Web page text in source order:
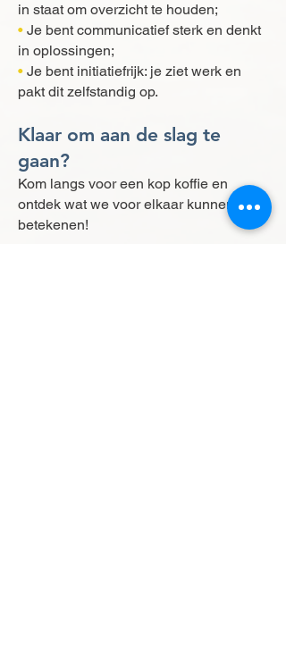
in staat om overzicht te houden;
• Je bent communicatief sterk en denkt
in oplossingen;
• Je bent initiatiefrijk: je ziet werk en
pakt dit zelfstandig op.
Klaar om aan de slag te
gaan?
Kom langs voor een kop koffie en
ontdek wat we voor elkaar kunnen
betekenen!